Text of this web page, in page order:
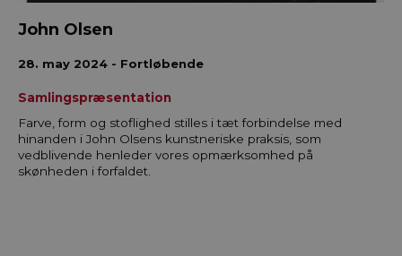
John Olsen
28. may 2024 - Fortløbende
Samlingspræsentation
Farve, form og stoflighed stilles i tæt forbindelse med
hinanden i John Olsens kunstneriske praksis, som
vedblivende henleder vores opmærksomhed på
skønheden i forfaldet.